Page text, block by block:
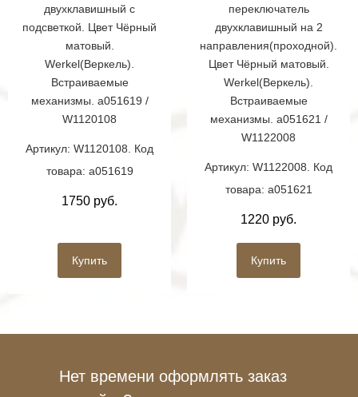
двухклавишный с
подсветкой. Цвет Чёрный
матовый.
Werkel(Веркель).
Встраиваемые
механизмы. a051619 /
W1120108
Артикул: W1120108. Код
товара: a051619
1750 руб.
Купить
переключатель
двухклавишный на 2
направления(проходной).
Цвет Чёрный матовый.
Werkel(Веркель).
Встраиваемые
механизмы. a051621 /
W1122008
Артикул: W1122008. Код
товара: a051621
1220 руб.
Купить
Нет времени оформлять заказ